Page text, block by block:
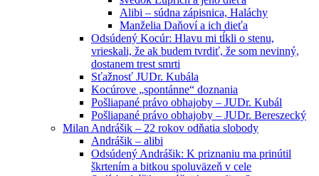
Alibi – súdna zápisnica, Haláchy
Manželia Daňoví a ich dieťa
Odsúdený Kocúr: Hlavu mi tĺkli o stenu,
vrieskali, že ak budem tvrdiť, že som nevinný,
dostanem trest smrti
Sťažnosť JUDr. Kubála
Kocúrove „spontánne“ doznania
Pošliapané právo obhajoby – JUDr. Kubál
Pošliapané právo obhajoby – JUDr. Bereszecký
Milan Andrášik – 22 rokov odňatia slobody
Andrášik – alibi
Odsúdený Andrášik: K priznaniu ma prinútil
škrtením a bitkou spoluväzeň v cele